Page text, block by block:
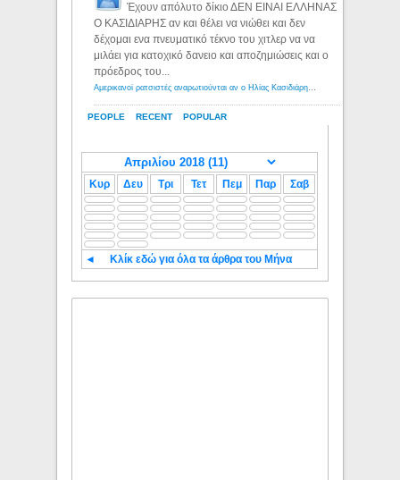
PEOPLE RECENT POPULAR
Έχουν απόλυτο δίκιο ΔΕΝ ΕΙΝΑΙ ΕΛΛΗΝΑΣ
Ο ΚΑΣΙΔΙΑΡΗΣ αν και θέλει να νιώθει και δεν
δέχομαι ενα πνευματικό τέκνο του χιτλερ να να
μιλάει για κατοχικό δανειο και αποζημιώσεις και ο
πρόεδρος του...
Αμερικανοί ρατσιστές αναρωτιούνται αν ο Ηλίας Κασιδιάρης ανήκει στη λευκή φυλή... - Λόγιος Ερμής
Κυρ Δευ Τρι Τετ Πεμ Παρ Σαβ
◄ Κλίκ εδώ για όλα τα άρθρα του Μήνα